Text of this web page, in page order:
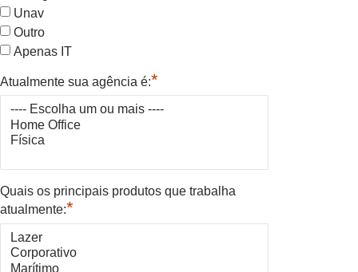
Unav
Outro
Apenas IT
Atualmente sua agência é:*
Quais os principais produtos que trabalha
atualmente:*